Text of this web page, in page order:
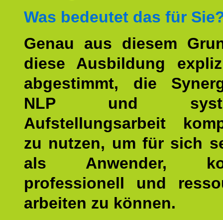
Was bedeutet das für
Genau aus diesem
diese Ausbildung
abgestimmt, die
NLP und
Aufstellungsarbeit
zu nutzen, um für sich
als Anwender,
professionell und
arbeiten zu können.